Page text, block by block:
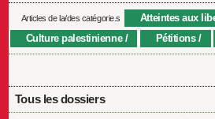
Articles de la/des catégorie.s
Atteintes aux
Culture palestinienne
Pétitions
Tous les dossiers